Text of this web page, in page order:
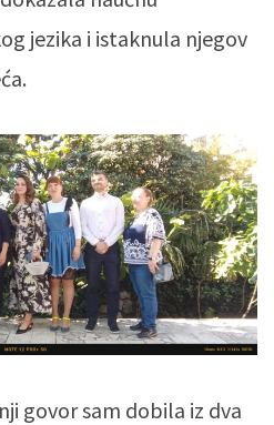
jezika i istaknula njegov
govor sam dobila iz dva